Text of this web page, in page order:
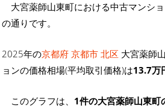
大宮薬師山東町における中古マンシ
の通りです。
2025年の京都府 京都市 北区 大宮薬師
ョンの価格相場(平均取引価格)は13.7万
このグラフは、 1件の大宮薬師山東町